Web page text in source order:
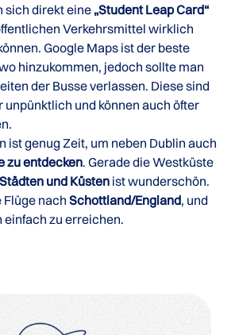
sich direkt eine „Student Leap Card“
Verkehrsmittel wirklich
Google Maps ist der beste
hinzukommen, jedoch sollte man
der Busse verlassen. Diese sind
unpünktlich und können auch öfter
ist genug Zeit, um neben Dublin auch
zu entdecken. Gerade die Westküste
und Küstenist wunderschön.
nach Schottland/England, und
einfach zu erreichen.